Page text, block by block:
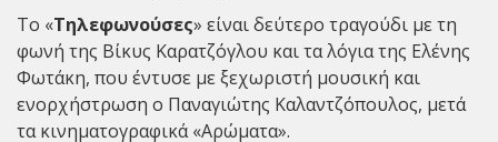
Το «Τηλεφωνούσες» είναι δεύτερο τραγούδι με τη
φωνή της Βίκυς Καρατζόγλου και τα λόγια της Ελένης
Φωτάκη, που έντυσε με ξεχωριστή μουσική και
ενορχήστρωση ο Παναγιώτης Καλαντζόπουλος, μετά
τα κινηματογραφικά «Αρώματα».